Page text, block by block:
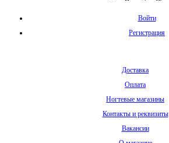
Войти
Регистрация
Доставка
Оплата
Ногтевые магазины
Контакты и реквизиты
Вакансии